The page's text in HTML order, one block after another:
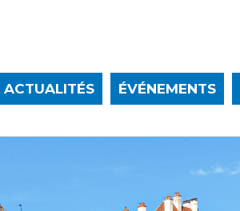
ACTUALITÉS ÉVÉNEMENTS